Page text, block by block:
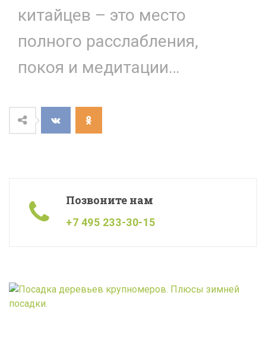
китайцев – это место
полного расслабления,
покоя и медитации…
Позвоните нам
+7 495 233-30-15